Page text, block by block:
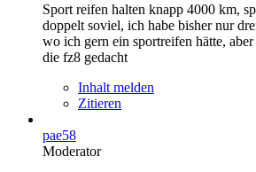
Sport reifen halten knapp 4000 km,
doppelt soviel, ich habe bisher nur
wo ich gern ein sportreifen hätte,
die fz8 gedacht
Inhalt melden
Zitieren
pae58
Moderator